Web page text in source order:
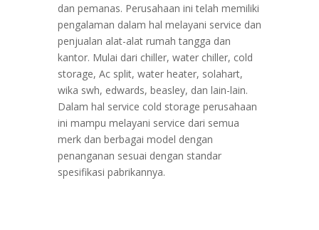
dan pemanas. Perusahaan ini telah memiliki
pengalaman dalam hal melayani service dan
penjualan alat-alat rumah tangga dan
kantor. Mulai dari chiller, water chiller, cold
storage, Ac split, water heater, solahart,
wika swh, edwards, beasley, dan lain-lain.
Dalam hal service cold storage perusahaan
ini mampu melayani service dari semua
merk dan berbagai model dengan
penanganan sesuai dengan standar
spesifikasi pabrikannya.